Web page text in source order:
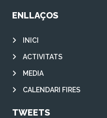
ENLLAÇOS
INICI
ACTIVITATS
MEDIA
CALENDARI FIRES
TWEETS